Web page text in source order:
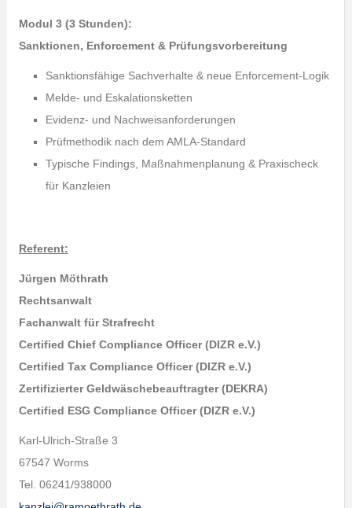
Modul 3 (3 Stunden):
Sanktionen, Enforcement & Prüfungsvorbereitung
Sanktionsfähige Sachverhalte & neue Enforcement‑Logik
Melde‑ und Eskalationsketten
Evidenz‑ und Nachweisanforderungen
Prüfmethodik nach dem AMLA‑Standard
Typische Findings, Maßnahmenplanung & Praxischeck
für Kanzleien
Referent:
Jürgen Möthrath
Rechtsanwalt
Fachanwalt für Strafrecht
Certified Chief Compliance Officer (DIZR e.V.)
Certified Tax Compliance Officer (DIZR e.V.)
Zertifizierter Geldwäschebeauftragter (DEKRA)
Certified ESG Compliance Officer (DIZR e.V.)
Karl-Ulrich-Straße 3
67547 Worms
Tel. 06241/938000